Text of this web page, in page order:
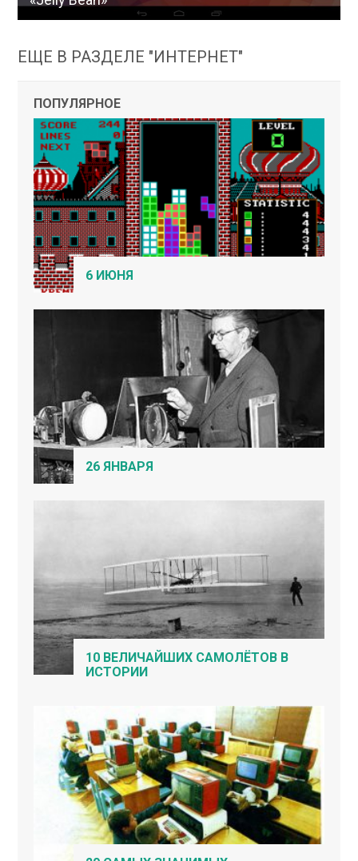
ЕЩЕ В РАЗДЕЛЕ "ИНТЕРНЕТ"
ПОПУЛЯРНОЕ
6 ИЮНЯ
26 ЯНВАРЯ
10 ВЕЛИЧАЙШИХ САМОЛЁТОВ В
ИСТОРИИ